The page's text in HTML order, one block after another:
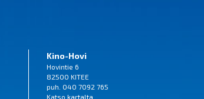
Kino-Hovi
Hovintie 6
82500 KITEE
puh. 040 7092 765
Katso kartalta